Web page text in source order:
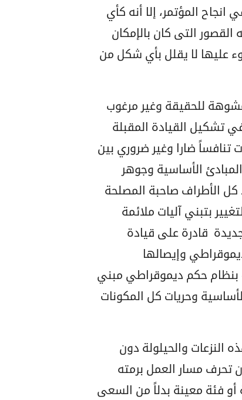
المؤتمر، إلا أنه كأي
التى كان بالإمكان
عليها لا يقلل بأي شكل من
للحقيقة وغير مرغوب
تشكيل القيادة المقبلة
تنافساً ضارا وغير ضروري بين
الأساسية وجوهر
كل الأطراف صاحبة المصلحة
بتبني آليات ملائمة
قادرة على قيادة
وإيصالها
بنظام حكم ديموقراطي مبني
وحريات كل المكونات
النزعات والحيلولة دون
تحرف مسار العمل برمته
فئة معينة بدلاً من السعى